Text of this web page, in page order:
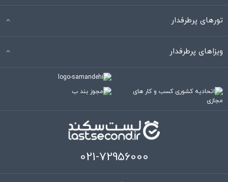
تورهای پرطرفدار
ویزاهای پرطرفدار
021-72956000